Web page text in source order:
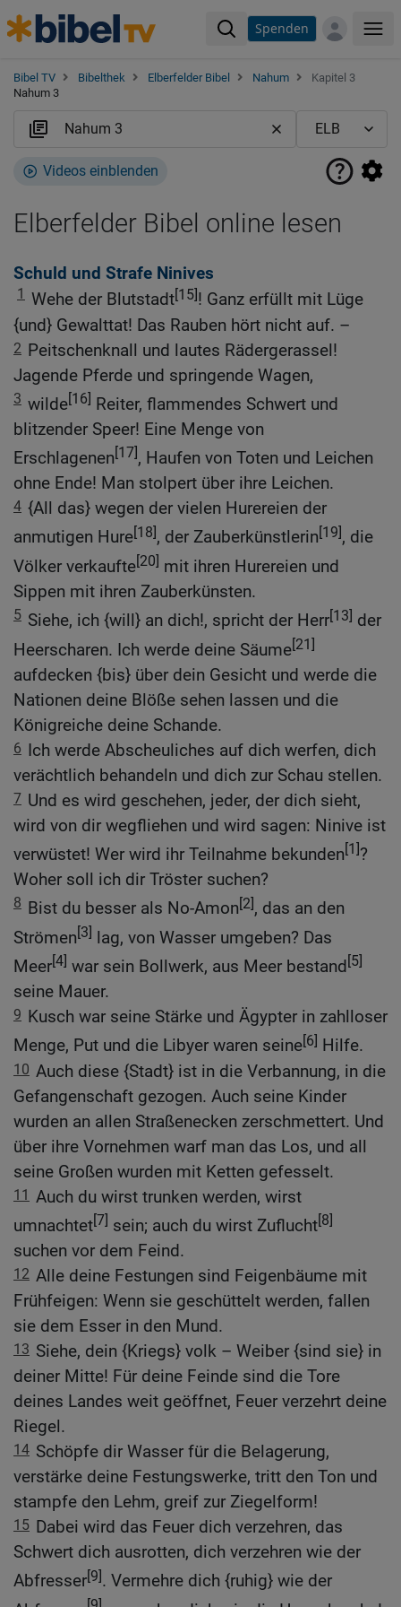
Spenden
Bibel TV Bibelthek Elberfelder Bibel Nahum
Kapitel 3
Nahum 3
Videos einblenden
Elberfelder Bibel online lesen
Schuld und Strafe Ninives
1 Wehe der Blutstadt[15]! Ganz erfüllt mit Lüge
{und} Gewalttat! Das Rauben hört nicht auf. –
2 Peitschenknall und lautes Rädergerassel!
Jagende Pferde und springende Wagen,
3 wilde[16] Reiter, flammendes Schwert und
blitzender Speer! Eine Menge von
Erschlagenen[17], Haufen von Toten und Leichen
ohne Ende! Man stolpert über ihre Leichen.
4 {All das} wegen der vielen Hurereien der
anmutigen Hure[18], der Zauberkünstlerin[19], die
Völker verkaufte[20] mit ihren Hurereien und
Sippen mit ihren Zauberkünsten.
5 Siehe, ich {will} an dich!, spricht der Herr[13] der
Heerscharen. Ich werde deine Säume[21]
aufdecken {bis} über dein Gesicht und werde die
Nationen deine Blöße sehen lassen und die
Königreiche deine Schande.
6 Ich werde Abscheuliches auf dich werfen, dich
verächtlich behandeln und dich zur Schau stellen.
7 Und es wird geschehen, jeder, der dich sieht,
wird von dir wegfliehen und wird sagen: Ninive ist
verwüstet! Wer wird ihr Teilnahme bekunden[1]?
Woher soll ich dir Tröster suchen?
8 Bist du besser als No-Amon[2], das an den
Strömen[3] lag, von Wasser umgeben? Das
Meer[4] war sein Bollwerk, aus Meer bestand[5]
seine Mauer.
9 Kusch war seine Stärke und Ägypter in zahlloser
Menge, Put und die Libyer waren seine[6] Hilfe.
10 Auch diese {Stadt} ist in die Verbannung, in die
Gefangenschaft gezogen. Auch seine Kinder
wurden an allen Straßenecken zerschmettert. Und
über ihre Vornehmen warf man das Los, und all
seine Großen wurden mit Ketten gefesselt.
11 Auch du wirst trunken werden, wirst
umnachtet[7] sein; auch du wirst Zuflucht[8]
suchen vor dem Feind.
12 Alle deine Festungen sind Feigenbäume mit
Frühfeigen: Wenn sie geschüttelt werden, fallen
sie dem Esser in den Mund.
13 Siehe, dein {Kriegs} volk – Weiber {sind sie} in
deiner Mitte! Für deine Feinde sind die Tore
deines Landes weit geöffnet, Feuer verzehrt deine
Riegel.
14 Schöpfe dir Wasser für die Belagerung,
verstärke deine Festungswerke, tritt den Ton und
stampfe den Lehm, greif zur Ziegelform!
15 Dabei wird das Feuer dich verzehren, das
Schwert dich ausrotten, dich verzehren wie der
Abfresser[9]. Vermehre dich {ruhig} wie der